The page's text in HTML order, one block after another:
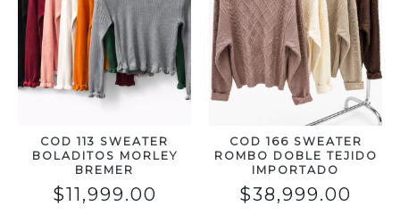
COD 113 SWEATER
BOLADITOS MORLEY
BREMER
$11,999.00
COD 166 SWEATER
ROMBO DOBLE TEJIDO
IMPORTADO
$38,999.00